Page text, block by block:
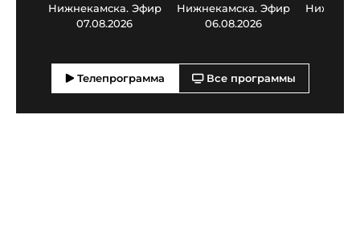
Нижнекамска. Эфир
07.08.2026
Нижнекамска. Эфир
06.08.2026
Телепрограмма Все программы